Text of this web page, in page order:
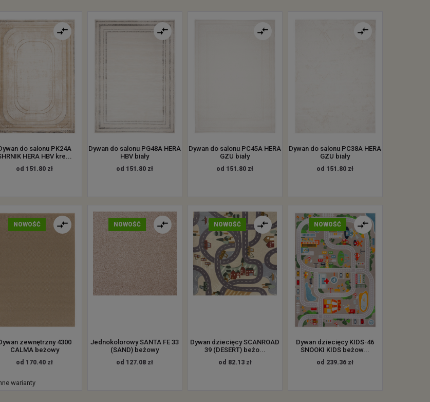
do salonu PK24A
HERA HBV kre...
od 151.80 zł
Dywan do salonu PG48A HERA
HBV biały
od 151.80 zł
Dywan do salonu PC45A HERA
GZU biały
od 151.80 zł
Dywan do salonu PC38A HERA
GZU biały
od 151.80 zł
NOWOŚĆ
zewnętrzny 4300
CALMA beżowy
od 170.40 zł
warianty
NOWOŚĆ
Jednokolorowy SANTA FE 33
(SAND) beżowy
od 127.08 zł
NOWOŚĆ
Dywan dziecięcy SCANROAD
39 (DESERT) beżo...
od 82.13 zł
NOWOŚĆ
Dywan dziecięcy KIDS-46
SNOOKI KIDS beżow...
od 239.36 zł